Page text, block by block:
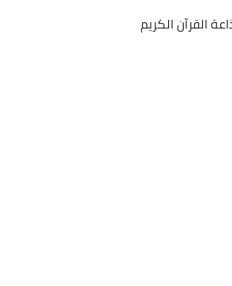
القرآن الكريم